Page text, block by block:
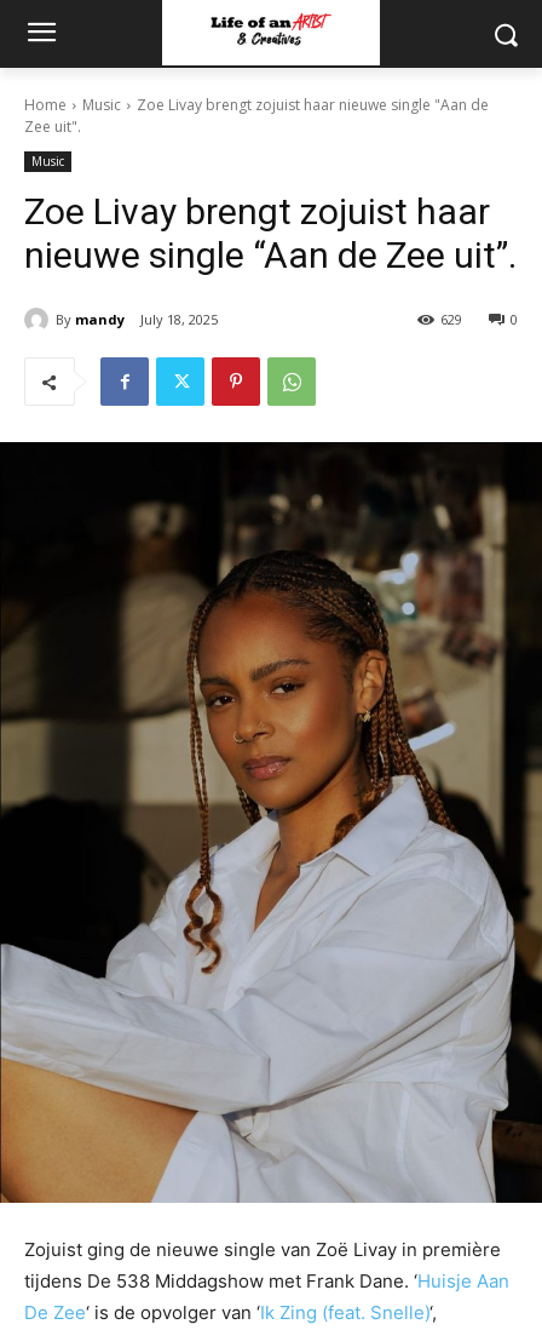
Home Music
Zoe Livay brengt zojuist haar nieuwe single "Aan de
Zee uit".
Music
Zoe Livay brengt zojuist haar
nieuwe single “Aan de Zee uit”.
By mandy July 18, 2025 0
629
Zojuist ging de nieuwe single van Zoë Livay in première
tijdens De 538 Middagshow met Frank Dane. ‘Huisje Aan
De Zee‘ is de opvolger van ‘Ik Zing (feat. Snelle)‘,